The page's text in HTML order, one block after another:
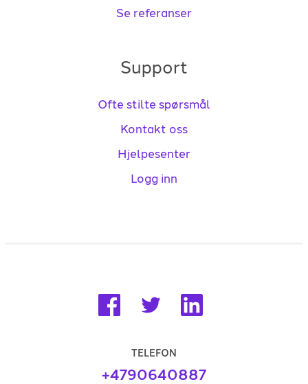
Se referanser
Support
Ofte stilte spørsmål
Kontakt oss
Hjelpesenter
Logg inn
TELEFON
+4790640887